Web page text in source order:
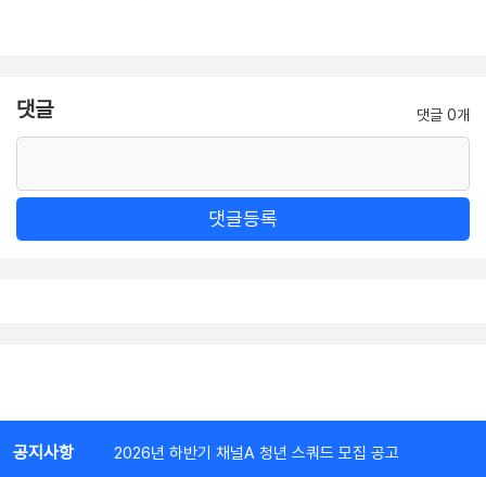
댓글 댓글 0개
댓글등록
공지사항 2026년 하반기 채널A 청년 스쿼드 모집 공고